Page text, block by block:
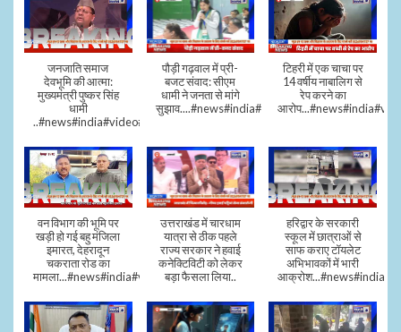
जनजाति समाज
देवभूमि की आत्मा:
मुख्यमंत्री पुष्कर सिंह
धामी
..#news#india#video#viral
पौड़ी गढ़वाल में प्री-
बजट संवाद: सीएम
धामी ने जनता से मांगे
सुझाव....#news#india#video#viral
टिहरी में एक चाचा पर
14 वर्षीय नाबालिग से
रेप करने का
वन विभाग की भूमि पर
खड़ी हो गई बहु मंजिला
इमारत, देहरादून
चकराता रोड का
मामला...#news#india#video
उत्तराखंड में चारधाम
यात्रा से ठीक पहले
राज्य सरकार ने हवाई
कनेक्टिविटी को लेकर
बड़ा फैसला लिया..
हरिद्वार के सरकारी
स्कूल में छात्राओं से
साफ कराए टॉयलेट
अभिभावकों में भारी
आक्रोश...#news#india